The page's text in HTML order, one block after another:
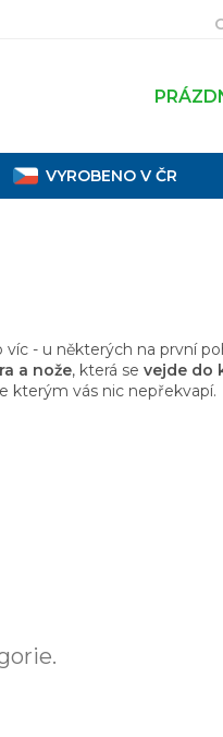
a reklamace
VYROBENO V ČR
- u některých na první
a nože, která se vejde do
kterým vás nic nepřekvapí.